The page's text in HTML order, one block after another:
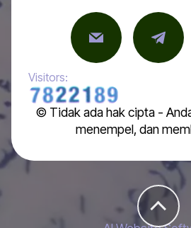
Visitors:
© Tidak ada hak cipta -
menempel, dan